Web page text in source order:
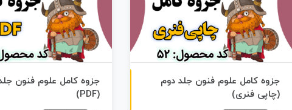
جزوه کامل علوم فنون جلد دوم
(چاپی فنری)
جزوه کامل علوم فنون
(PDF)